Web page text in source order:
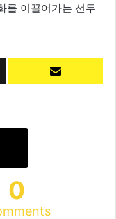
를 이끌어가는 선두
0